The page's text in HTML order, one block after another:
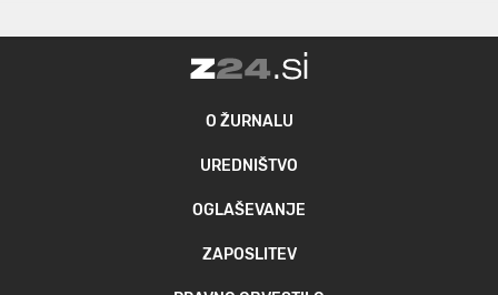
O ŽURNALU
UREDNIŠTVO
OGLAŠEVANJE
ZAPOSLITEV